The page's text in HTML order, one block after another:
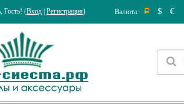
Гость! (Вход Регистрация) Валюта: Р $ €